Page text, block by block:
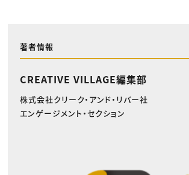
著者情報
CREATIVE VILLAGE編集部
株式会社クリーク・アンド・リバー社
エンゲージメント・セクション